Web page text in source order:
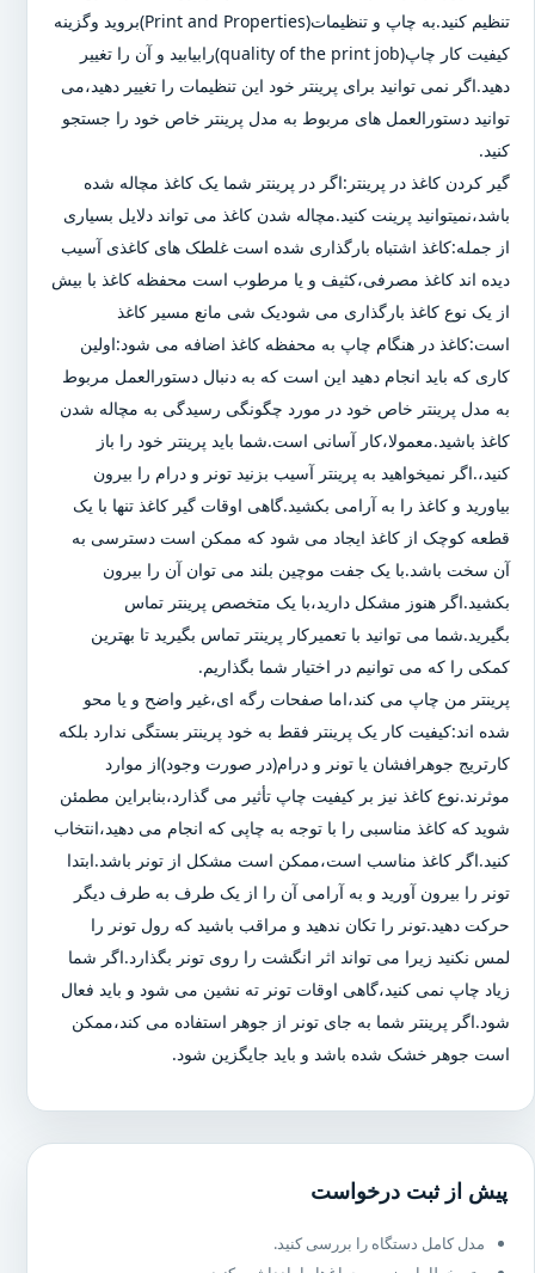
تنظیم کنید.به چاپ و تنظیمات(Print and Properties)بروید وگزینه
کیفیت کار چاپ(quality of the print job)رابیابید و آن را تغییر
دهید.اگر نمی توانید برای پرینتر خود این تنظیمات را تغییر دهید،می
توانید دستورالعمل های مربوط به مدل پرینتر خاص خود را جستجو
کنید.
گیر کردن کاغذ در پرینتر:اگر در پرینتر شما یک کاغذ مچاله شده
باشد،نمیتوانید پرینت کنید.مچاله شدن کاغذ می تواند دلایل بسیاری
از جمله:کاغذ اشتباه بارگذاری شده است غلطک های کاغذی آسیب
دیده اند کاغذ مصرفی،کثیف و یا مرطوب است محفظه کاغذ با بیش
از یک نوع کاغذ بارگذاری می شودیک شی مانع مسیر کاغذ
است:کاغذ در هنگام چاپ به محفظه کاغذ اضافه می شود:اولین
کاری که باید انجام دهید این است که به دنبال دستورالعمل مربوط
به مدل پرینتر خاص خود در مورد چگونگی رسیدگی به مچاله شدن
کاغذ باشید.معمولا،کار آسانی است.شما باید پرینتر خود را باز
کنید،.اگر نمیخواهید به پرینتر آسیب بزنید تونر و درام را بیرون
بیاورید و کاغذ را به آرامی بکشید.گاهی اوقات گیر کاغذ تنها با یک
قطعه کوچک از کاغذ ایجاد می شود که ممکن است دسترسی به
آن سخت باشد.با یک جفت موچین بلند می توان آن را بیرون
بکشید.اگر هنوز مشکل دارید،با یک متخصص پرینتر تماس
بگیرید.شما می توانید با تعمیرکار پرینتر تماس بگیرید تا بهترین
کمکی را که می توانیم در اختیار شما بگذاریم.
پرینتر من چاپ می کند،اما صفحات رگه ای،غیر واضح و یا محو
شده اند:کیفیت کار یک پرینتر فقط به خود پرینتر بستگی ندارد بلکه
کارتریج جوهرافشان یا تونر و درام(در صورت وجود)از موارد
موثرند.نوع کاغذ نیز بر کیفیت چاپ تأثیر می گذارد،بنابراین مطمئن
شوید که کاغذ مناسبی را با توجه به چاپی که انجام می دهید،انتخاب
کنید.اگر کاغذ مناسب است،ممکن است مشکل از تونر باشد.ابتدا
تونر را بیرون آورید و به آرامی آن را از یک طرف به طرف دیگر
حرکت دهید.تونر را تکان ندهید و مراقب باشید که رول تونر را
لمس نکنید زیرا می تواند اثر انگشت را روی تونر بگذارد.اگر شما
زیاد چاپ نمی کنید،گاهی اوقات تونر ته نشین می شود و باید فعال
شود.اگر پرینتر شما به جای تونر از جوهر استفاده می کند،ممکن
است جوهر خشک شده باشد و باید جایگزین شود.
پیش از ثبت درخواست
مدل کامل دستگاه را بررسی کنید.